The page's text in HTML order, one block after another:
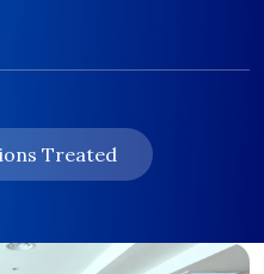
Treated